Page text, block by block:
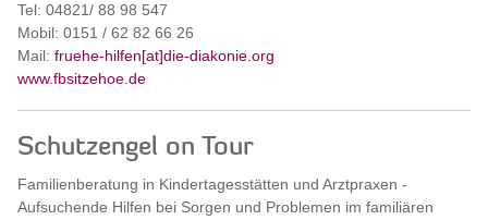
Tel: 04821/ 88 98 547
Mobil: 0151 / 62 82 66 26
Mail: fruehe-hilfen[at]die-diakonie.org
www.fbsitzehoe.de
Schutzengel on Tour
Familienberatung in Kindertagesstätten und Arztpraxen -
Aufsuchende Hilfen bei Sorgen und Problemen im familiären